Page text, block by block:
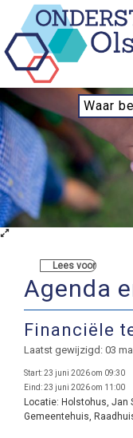
Lees voor
Agenda
Financiële
Laatst gewijzigd: 03
Start:23 juni 2026 om 09:30
Eind:23 juni 2026 om 11:00
Locatie: Holstohus, Jan
Gemeentehuis,